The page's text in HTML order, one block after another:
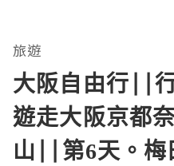
旅遊
大阪自由行||
遊走大阪京都
山||第6天。梅